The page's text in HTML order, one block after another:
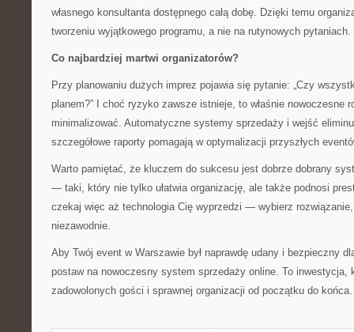
własnego konsultanta dostępnego całą dobę. Dzięki temu
tworzeniu wyjątkowego programu, a nie na rutynowych pytaniach.
Co najbardziej martwi organizatorów?
Przy planowaniu dużych imprez pojawia się pytanie: „Czy
planem?” I choć ryzyko zawsze istnieje, to właśnie nowoczesne
minimalizować. Automatyczne systemy sprzedaży i wejść
szczegółowe raporty pomagają w optymalizacji przyszłych
Warto pamiętać, że kluczem do sukcesu jest dobrze dobrany
— taki, który nie tylko ułatwia organizację, ale także podnosi
czekaj więc aż technologia Cię wyprzedzi — wybierz
niezawodnie.
Aby Twój event w Warszawie był naprawdę udany i bezpieczny
postaw na nowoczesny system sprzedaży online. To inwestycja,
zadowolonych gości i sprawnej organizacji od początku do końca.